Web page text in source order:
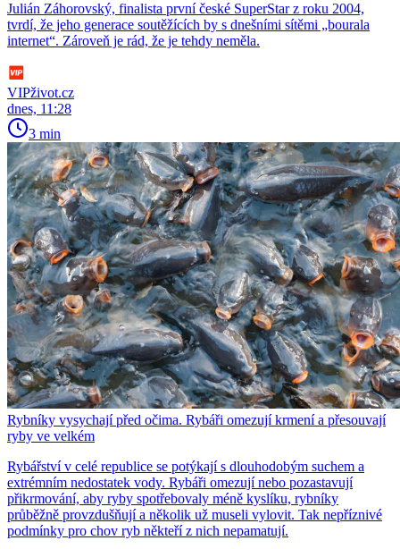
Julián Záhorovský, finalista první české SuperStar z roku 2004,
tvrdí, že jeho generace soutěžících by s dnešními sítěmi „bourala
internet“. Zároveň je rád, že je tehdy neměla.
VIPživot.cz
dnes, 11:28
3 min
Rybníky vysychají před očima. Rybáři omezují krmení a přesouvají
ryby ve velkém
Rybářství v celé republice se potýkají s dlouhodobým suchem a
extrémním nedostatek vody. Rybáři omezují nebo pozastavují
přikrmování, aby ryby spotřebovaly méně kyslíku, rybníky
průběžně provzdušňují a několik už museli vylovit. Tak nepříznivé
podmínky pro chov ryb někteří z nich nepamatují.